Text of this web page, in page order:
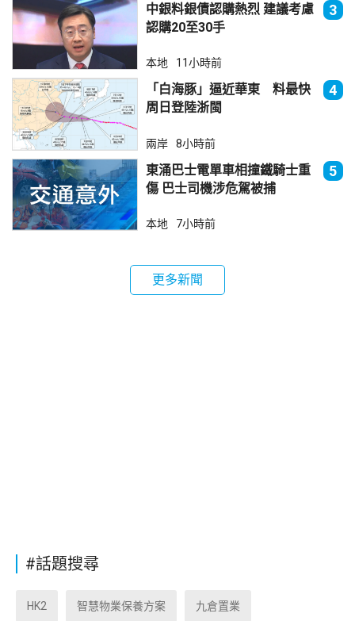
中銀料銀債認購熱烈 建議考慮
認購20至30手
3
本地 11小時前
「白海豚」逼近華東 料最快
周日登陸浙閩
4
兩岸 8小時前
東涌巴士電單車相撞鐵騎士重
傷 巴士司機涉危駕被捕
5
本地 7小時前
更多新聞
#話題搜尋
HK2 智慧物業保養方案 九倉置業